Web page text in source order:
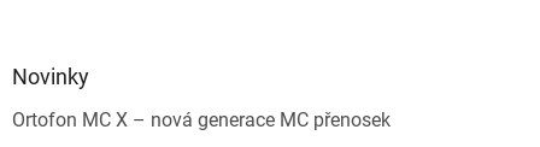
Novinky
Ortofon MC X – nová generace MC přenosek